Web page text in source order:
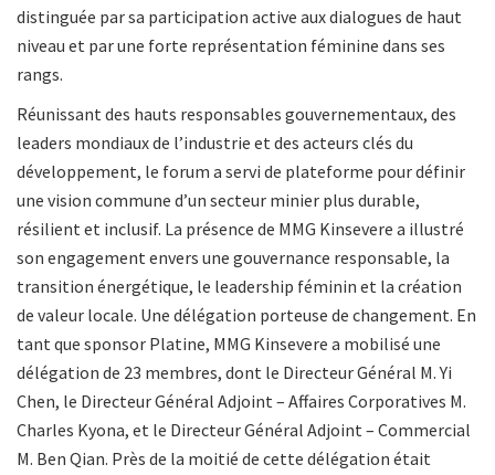
distinguée par sa participation active aux dialogues de haut
niveau et par une forte représentation féminine dans ses
rangs.
Réunissant des hauts responsables gouvernementaux, des
leaders mondiaux de l’industrie et des acteurs clés du
développement, le forum a servi de plateforme pour définir
une vision commune d’un secteur minier plus durable,
résilient et inclusif. La présence de MMG Kinsevere a illustré
son engagement envers une gouvernance responsable, la
transition énergétique, le leadership féminin et la création
de valeur locale. Une délégation porteuse de changement. En
tant que sponsor Platine, MMG Kinsevere a mobilisé une
délégation de 23 membres, dont le Directeur Général M. Yi
Chen, le Directeur Général Adjoint – Affaires Corporatives M.
Charles Kyona, et le Directeur Général Adjoint – Commercial
M. Ben Qian. Près de la moitié de cette délégation était